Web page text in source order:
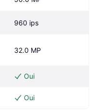
960 ips
32.0 MP
Oui
Oui